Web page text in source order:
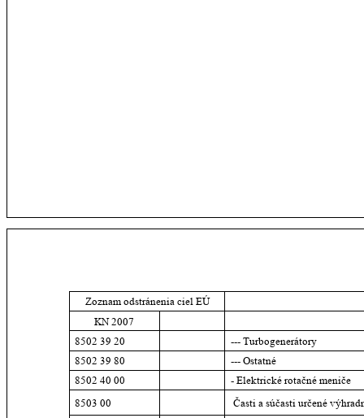
Zoznam odstránenia ciel EÚ
KN 2007
8502 39 20
--- Turbogenerátory
8502 39 80
--- Ostatné
8502 40 00
- Elektrické rotačné meniče
8503 00
Časti a súčasti určené